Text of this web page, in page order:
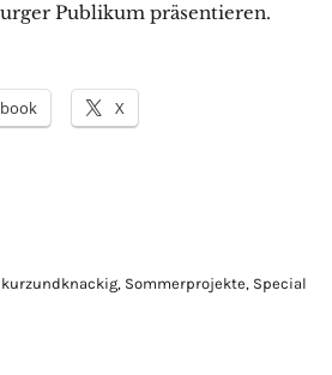
Publikum präsentieren.
X
kurzundknackig, Sommerprojekte, Special